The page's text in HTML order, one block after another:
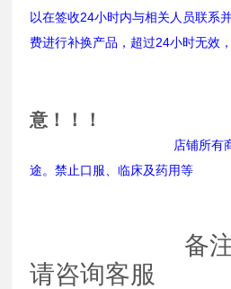
以在签收24小时内与相关人员联系
费进行补换产品，超过24小时无效
意！！！
店铺所有商品仅供
途。禁止口服、临床及药用等
备
请咨询客服